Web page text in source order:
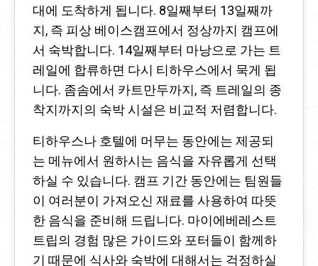
대에 도착하게 됩니다. 8일째부터 13일째까
지, 즉 피상 베이스캠프에서 정상까지 캠프에
서 숙박합니다. 14일째부터 마낭으로 가는 트
레일에 합류하면 다시 티하우스에서 묵게 됩
니다. 좀솜에서 카트만두까지, 즉 트레일의 종
착지까지의 숙박 시설은 비교적 저렴합니다.
티하우스나 호텔에 머무는 동안에는 제공되
는 메뉴에서 원하시는 음식을 자유롭게 선택
하실 수 있습니다. 캠프 기간 동안에는 팀원들
이 여러분이 가져오신 재료를 사용하여 따뜻
한 음식을 준비해 드립니다. 마이에베레스트
트립의 경험 많은 가이드와 포터들이 함께하
기 때문에 식사와 숙박에 대해서는 걱정하실